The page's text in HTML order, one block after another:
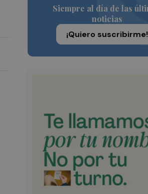
Siempre al día de las
noticias
¡Quiero suscribirme!